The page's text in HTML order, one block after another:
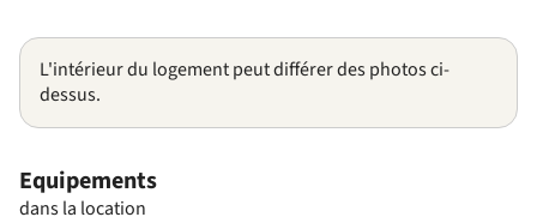
L'intérieur du logement peut différer des photos ci-
dessus.
Equipements
dans la location